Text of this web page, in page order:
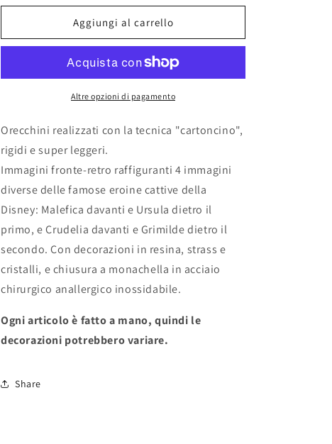
per
&quot;CATTIVE&quot;
per
Orecchini
&quot;CATTIVE&quot;
Aggiungi al carrello
Altre opzioni di pagamento
Orecchini realizzati con la tecnica "cartoncino",
rigidi e super leggeri.
Immagini fronte-retro raffiguranti 4 immagini
diverse delle famose eroine cattive della
Disney: Malefica davanti e Ursula dietro il
primo, e Crudelia davanti e Grimilde dietro il
secondo. Con decorazioni in resina, strass e
cristalli, e chiusura a monachella in acciaio
chirurgico anallergico inossidabile.
Ogni articolo è fatto a mano, quindi le
decorazioni potrebbero variare.
Share